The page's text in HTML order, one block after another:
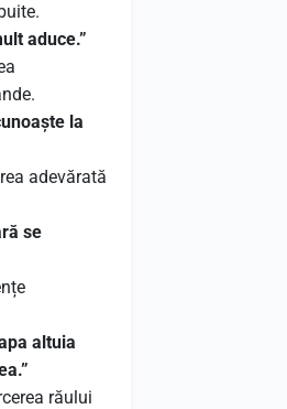
aduce.”
la
adevărată
se
altuia
răului